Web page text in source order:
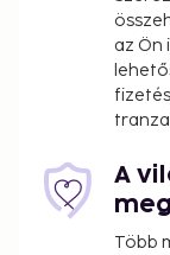
az Ön
A
Több